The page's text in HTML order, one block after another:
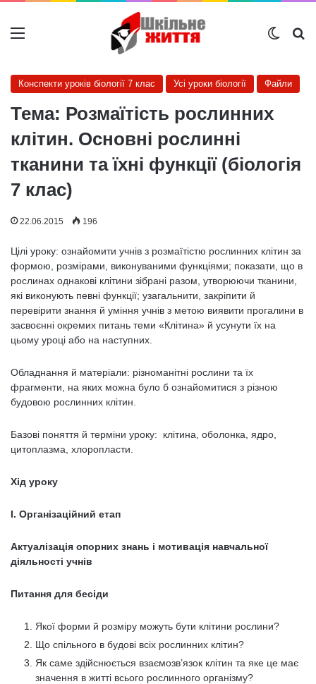
Меню
Конспекти уроків біології 7 клас Усі уроки біології Файли
Тема: Розмаїтість рослинних
клітин. Основні рослинні
тканини та їхні функції (біологія
7 клас)
22.06.2015 196
Цілі уроку: ознайомити учнів з розмаїтістю рослинних клі­тин за
формою, розмірами, виконуваними функціями; показати, що в
рослинах однакові клітини зібрані разом, утворюючи тканини,
які виконують певні функції; узагальнити, закріпити й
перевірити знання й уміння учнів з метою виявити прогалини в
засвоєнні окремих питань теми «Клітина» й усунути їх на
цьому уроці або на наступних.
Обладнання й матеріали: різноманітні рослини та їх
фрагменти, на яких можна було б ознайомитися з різною
будовою рослинних клітин.
Базові поняття й терміни уроку: клітина, оболонка, ядро,
цитоплазма, хлоропласти.
Хід уроку
І. Організаційний етап
Актуалізація опорних знань і мотивація навчальної
діяльності учнів
Питання для бесіди
Якої форми й розміру можуть бути клітини рослини?
Що спільного в будові всіх рослинних клітин?
Як саме здійснюється взаємозв’язок клітин та яке це має
значення в житті всього рослинного організму?